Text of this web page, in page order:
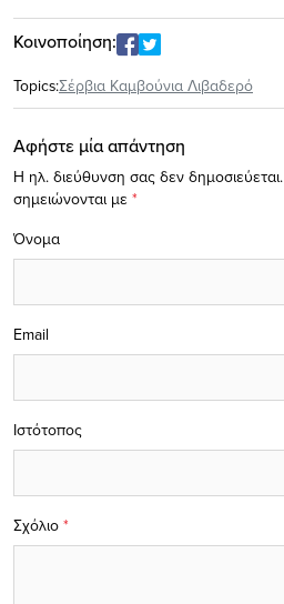
Κοινοποίηση:
Topics:Σέρβια Καμβούνια Λιβαδερό
Αφήστε μία απάντηση
Η ηλ. διεύθυνση σας δεν δημοσιεύεται.
σημειώνονται με *
Σχόλιο *
Όνομα
Email
Ιστότοπος